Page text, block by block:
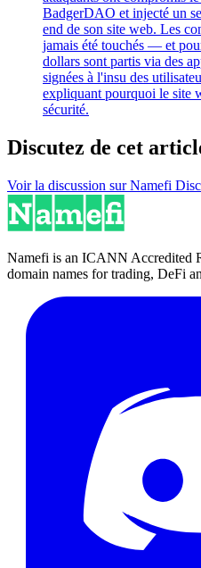
BadgerDAO et injecté un
end de son site web. Les
jamais été touchés — et
dollars sont partis via des
signées à l'insu des
expliquant pourquoi le site
sécurité.
Discutez de cet
Voir la discussion sur Namefi
Namefi is an ICANN Accredited
domain names for trading, DeFi